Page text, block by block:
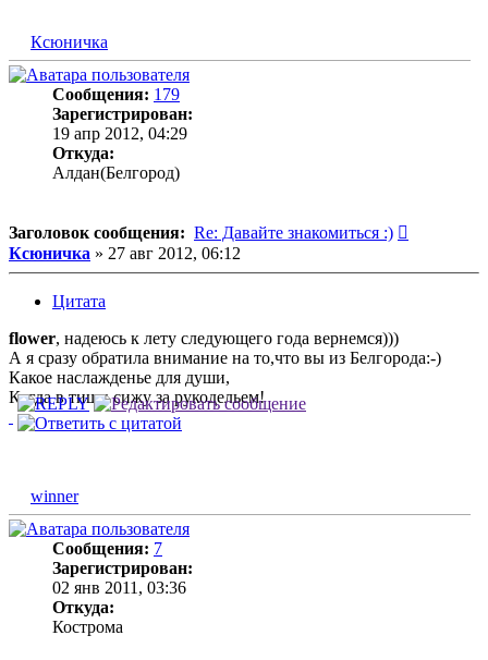
Ксюничка
Сообщения: 179
Зарегистрирован:
19 апр 2012, 04:29
Откуда:
Алдан(Белгород)
Заголовок сообщения: Re: Давайте знакомиться :)
Ксюничка » 27 авг 2012, 06:12
Цитата
flower, надеюсь к лету следующего года вернемся)))
А я сразу обратила внимание на то,что вы из Белгорода:-)
Какое наслажденье для души,
Когда в тиши сижу за рукодельем!
winner
Сообщения: 7
Зарегистрирован:
02 янв 2011, 03:36
Откуда:
Кострома